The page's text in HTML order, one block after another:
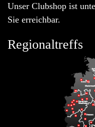
Unser Clubshop ist
Sie erreichbar.
Regionaltreffs